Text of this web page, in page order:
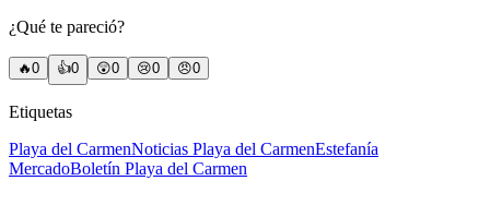
¿Qué te pareció?
🔥0 👍0 😲0 😢0 😠0
Etiquetas
Playa del CarmenNoticias Playa del CarmenEstefanía
MercadoBoletín Playa del Carmen